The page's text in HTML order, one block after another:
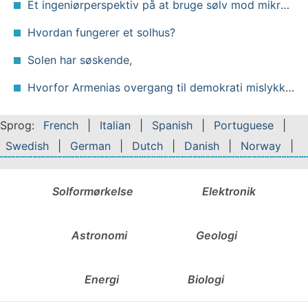
Et ingeniørperspektiv på at bruge sølv mod mikrober
Hvordan fungerer et solhus?
Solen har søskende,
Hvorfor Armenias overgang til demokrati mislykkedes
Sprog: French Italian Spanish Portuguese
Swedish
German Dutch Danish Norway
Solformørkelse Elektronik
Astronomi Geologi
Energi Biologi